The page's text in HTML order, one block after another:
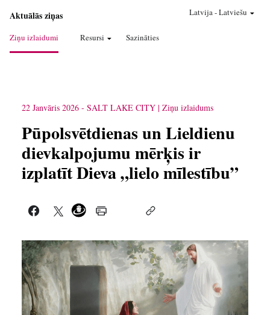
Aktuālās ziņas
Ziņu izlaidumi Resursi Sazināties
Latvija-Latviešu
22 Janvāris 2026 - SALT LAKE CITY Ziņu izlaidums
Pūpolsvētdienas un Lieldienu
dievkalpojumu mērķis ir
izplatīt Dieva „lielo mīlestību”